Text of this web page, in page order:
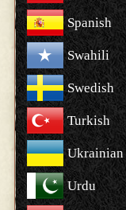
Spanish
Swahili
Swedish
Turkish
Ukrainian
Urdu